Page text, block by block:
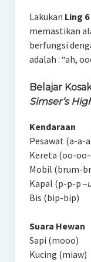
Lakukan Ling 6
memastikan
berfungsi
adalah : “ah,
Belajar
Simser’s
Kendaraan
Pesawat (a-a-
Kereta (oo-
Mobil (brum-
Kapal (p-p-p –
Bis (bip-bip)
Suara Hewan
Sapi (mooo)
Kucing (miaw)